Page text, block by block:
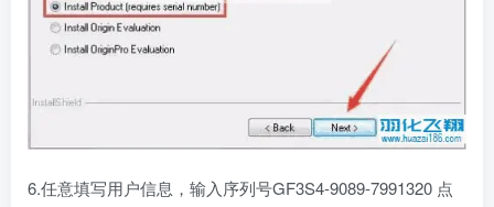
6.任意填写用户信息，输入序列号GF3S4-9089-7991320 点